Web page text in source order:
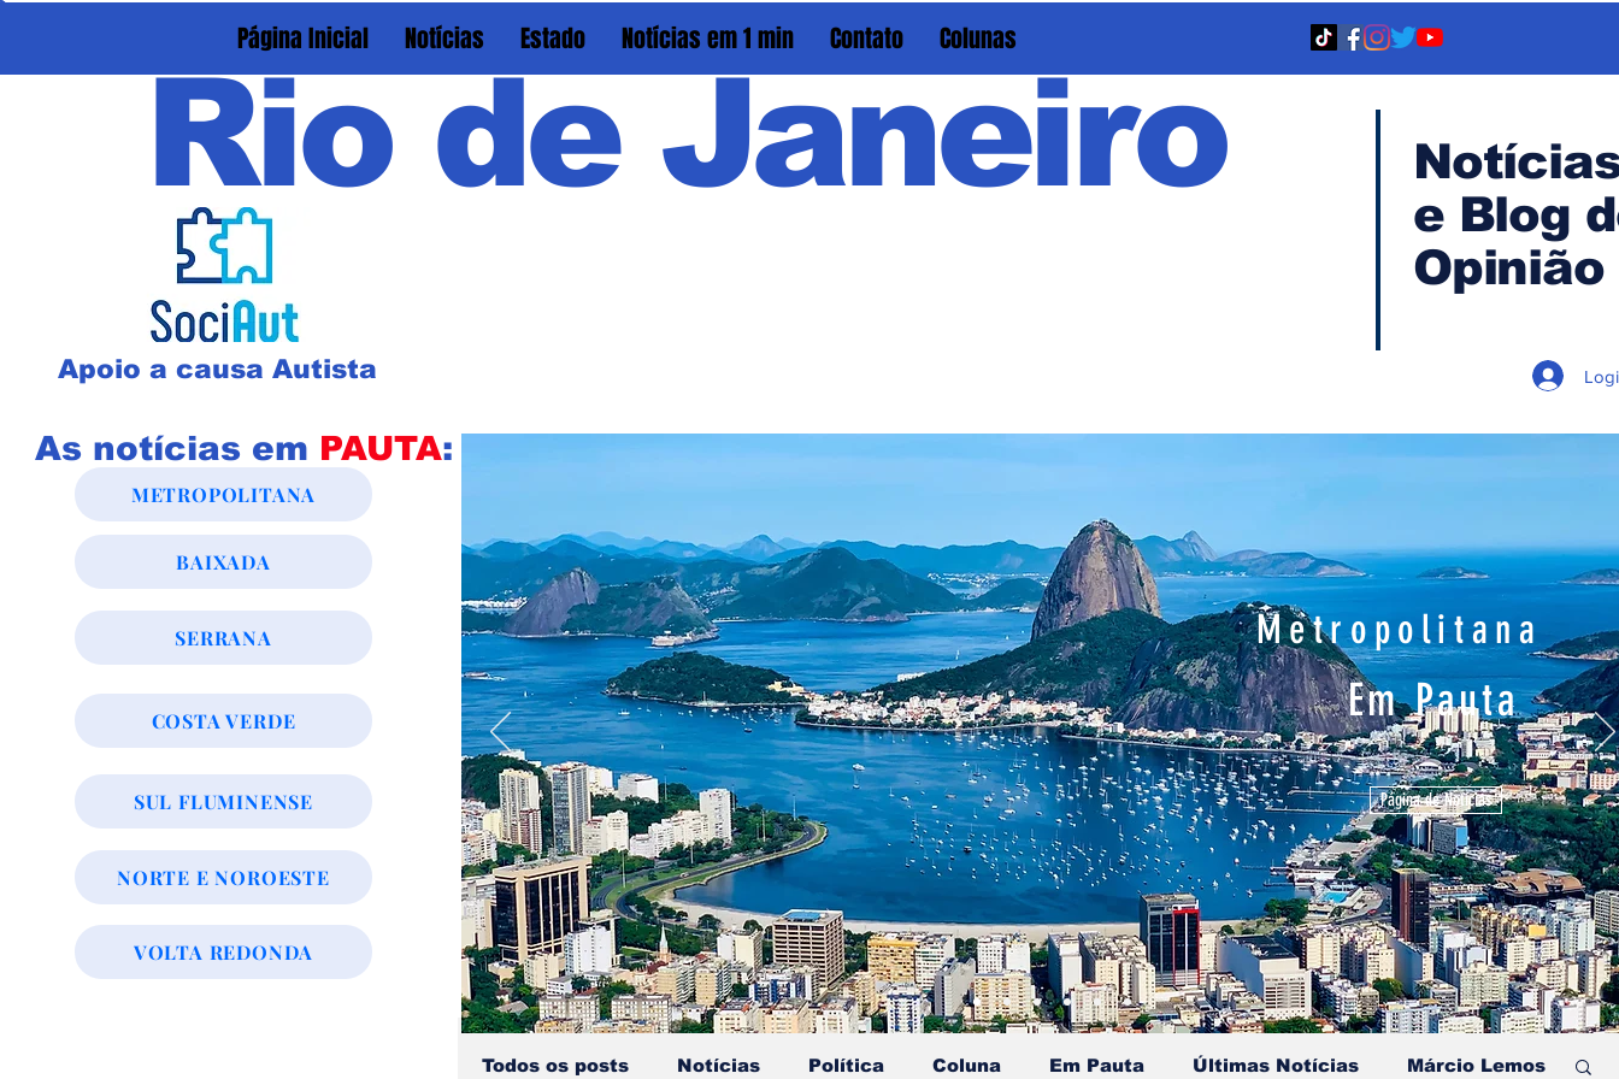
Página Inicial Notícias Estado Notícias em 1 min Contato Colunas
Rio de Janeiro
Apoio a causa Autista
e Blog
Opinião
As notícias em PAUTA:
METROPOLITANA
BAIXADA
SERRANA
COSTA VERDE
SUL FLUMINENSE
NORTE E NOROESTE
VOLTA REDONDA
Todos os posts Notícias Política Coluna Em Pauta Últimas Notícias Márcio Lemos
Metropolitana
Em Pauta
Página de Notícias